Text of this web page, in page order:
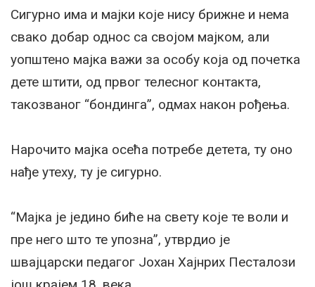
Сигурно има и мајки које нису брижне и нема
свако добар однос са својом мајком, али
уопштено мајка важи за особу која од почетка
дете штити, од првог телесног контакта,
такозваног “бондинга”, одмах након рођења.
Нарочито мајка осећа потребе детета, ту оно
нађе утеху, ту је сигурно.
“Мајка је једино биће на свету које те воли и
пре него што те упозна”, утврдио је
швајцарски педагог Јохан Хајнрих Песталози